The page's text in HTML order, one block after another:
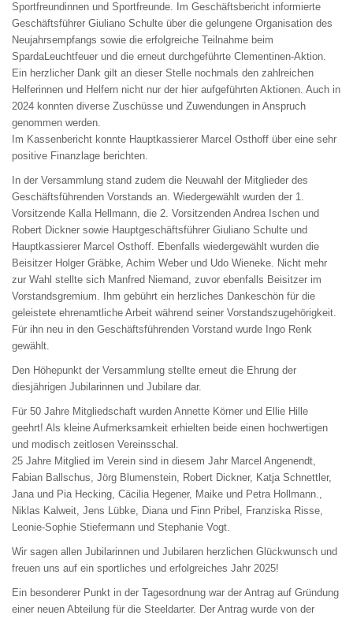
Sportfreundinnen und Sportfreunde. Im Geschäftsbericht informierte
Geschäftsführer Giuliano Schulte über die gelungene Organisation des
Neujahrsempfangs sowie die erfolgreiche Teilnahme beim
SpardaLeuchtfeuer und die erneut durchgeführte Clementinen-Aktion.
Ein herzlicher Dank gilt an dieser Stelle nochmals den zahlreichen
Helferinnen und Helfern nicht nur der hier aufgeführten Aktionen. Auch in
2024 konnten diverse Zuschüsse und Zuwendungen in Anspruch
genommen werden.
Im Kassenbericht konnte Hauptkassierer Marcel Osthoff über eine sehr
positive Finanzlage berichten.
In der Versammlung stand zudem die Neuwahl der Mitglieder des
Geschäftsführenden Vorstands an. Wiedergewählt wurden der 1.
Vorsitzende Kalla Hellmann, die 2. Vorsitzenden Andrea Ischen und
Robert Dickner sowie Hauptgeschäftsführer Giuliano Schulte und
Hauptkassierer Marcel Osthoff. Ebenfalls wiedergewählt wurden die
Beisitzer Holger Gräbke, Achim Weber und Udo Wieneke. Nicht mehr
zur Wahl stellte sich Manfred Niemand, zuvor ebenfalls Beisitzer im
Vorstandsgremium. Ihm gebührt ein herzliches Dankeschön für die
geleistete ehrenamtliche Arbeit während seiner Vorstandszugehörigkeit.
Für ihn neu in den Geschäftsführenden Vorstand wurde Ingo Renk
gewählt.
Den Höhepunkt der Versammlung stellte erneut die Ehrung der
diesjährigen Jubilarinnen und Jubilare dar.
Für 50 Jahre Mitgliedschaft wurden Annette Körner und Ellie Hille
geehrt! Als kleine Aufmerksamkeit erhielten beide einen hochwertigen
und modisch zeitlosen Vereinsschal.
25 Jahre Mitglied im Verein sind in diesem Jahr Marcel Angenendt,
Fabian Ballschus, Jörg Blumenstein, Robert Dickner, Katja Schnettler,
Jana und Pia Hecking, Cäcilia Hegener, Maike und Petra Hollmann.,
Niklas Kalweit, Jens Lübke, Diana und Finn Pribel, Franziska Risse,
Leonie-Sophie Stiefermann und Stephanie Vogt.
Wir sagen allen Jubilarinnen und Jubilaren herzlichen Glückwunsch und
freuen uns auf ein sportliches und erfolgreiches Jahr 2025!
Ein besonderer Punkt in der Tagesordnung war der Antrag auf Gründung
einer neuen Abteilung für die Steeldarter. Der Antrag wurde von der